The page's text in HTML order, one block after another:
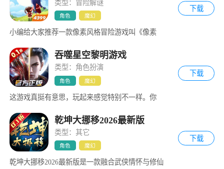
类型：冒险解谜
角色 魔幻
下载
小编给大家推荐一款像素风格冒险游戏叫《像素
吞噬星空黎明游戏
类型：角色扮演
角色 魔幻
下载
这游戏真挺有意思，玩起来感觉特别不一样。你
乾坤大挪移2026最新版
类型：其它
角色 魔幻
下载
乾坤大挪移2026最新版是一款融合武侠情怀与修仙